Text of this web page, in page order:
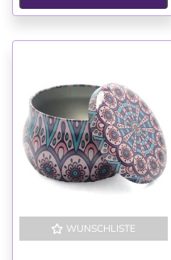
WUNSCHLISTE